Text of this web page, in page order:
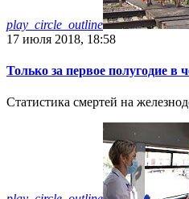
play_circle_outline
17 июля 2018, 18:58
Только за первое полугодие в
Статистика смертей на